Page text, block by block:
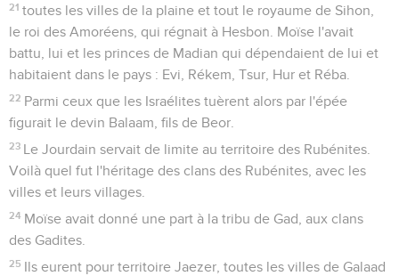
21 toutes les villes de la plaine et tout le royaume de Sihon,
le roi des Amoréens, qui régnait à Hesbon. Moïse l'avait
battu, lui et les princes de Madian qui dépendaient de lui et
habitaient dans le pays : Evi, Rékem, Tsur, Hur et Réba.
22 Parmi ceux que les Israélites tuèrent alors par l'épée
figurait le devin Balaam, fils de Beor.
23 Le Jourdain servait de limite au territoire des Rubénites.
Voilà quel fut l'héritage des clans des Rubénites, avec les
villes et leurs villages.
24 Moïse avait donné une part à la tribu de Gad, aux clans
des Gadites.
25 Ils eurent pour territoire Jaezer, toutes les villes de Galaad